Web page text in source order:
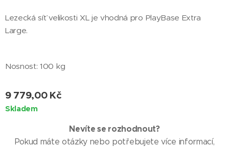
Lezecká síť velikosti XL je vhodná pro PlayBase Extra
Large.
Nosnost: 100 kg
9 779,00Kč
Skladem
Nevíte se rozhodnout?
Pokud máte otázky nebo potřebujete více informací,